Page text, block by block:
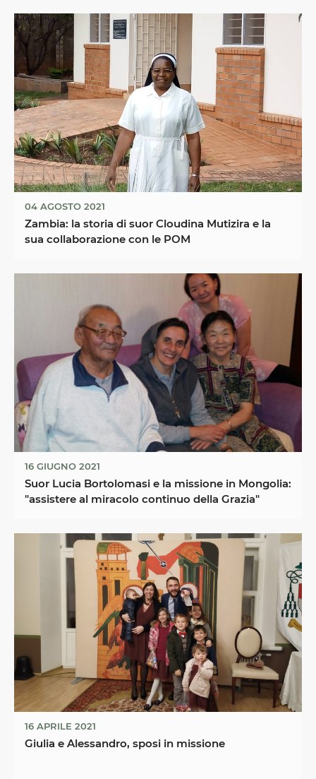
04 AGOSTO 2021
Zambia: la storia di suor Cloudina Mutizira e la
sua collaborazione con le POM
16 GIUGNO 2021
Suor Lucia Bortolomasi e la missione in Mongolia:
"assistere al miracolo continuo della Grazia"
16 APRILE 2021
Giulia e Alessandro, sposi in missione